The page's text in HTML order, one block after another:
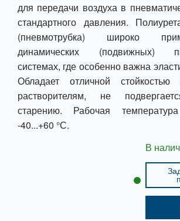
для передачи воздуха в
стандартного давления.
(пневмотрубка) широко
динамических (подвижных)
системах, где особенно важна
Обладает отличной
растворителям, не
старению. Рабочая
-40...+60 °С.
В